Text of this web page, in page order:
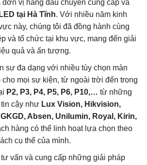
đơn vị hàng đầu chuyên cung cấp và
tại Hà Tĩnh. Với nhiều năm kinh
này, chúng tôi đã đồng hành cùng
và tổ chức tại khu vực, mang đến giải
quả và ấn tượng.
sự đa dạng với nhiều tùy chọn màn
mọi sự kiện, từ ngoài trời đến trong
P2, P3, P4, P5, P6, P10,… từ những
cậy như Lux Vision, Hikvision,
Absen, Unilumin, Royal, Kirin,
hàng có thể linh hoạt lựa chọn theo
cụ thể của mình.
vấn và cung cấp những giải pháp